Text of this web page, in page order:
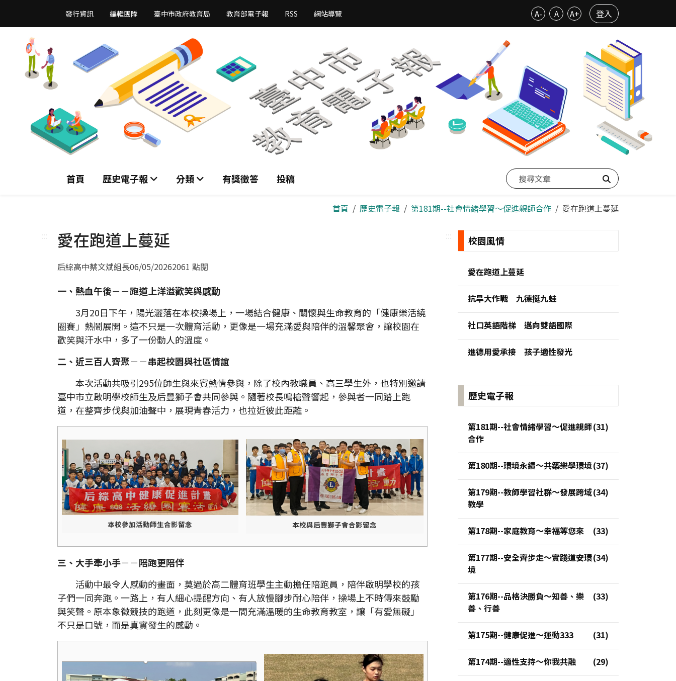
主
發行資訊 編輯團隊 臺中市政府教育局 教育部電子報 RSS 網站導覽 A- A A+ 登入
首頁 歷史電子報 分類 有獎徵答 投稿
搜尋
首頁 歷史電子報 第181期--社會情緒學習～促進親師合作 愛在跑道上蔓延
::: 愛在跑道上蔓延
后綜高中蔡文斌組長06/05/20262061 點閱
一、熱血午後－－跑道上洋溢歡笑與感動
3月20日下午，陽光灑落在本校操場上，一場結合健康、關懷與生命教育的「健康樂活繞
圈賽」熱鬧展開。這不只是一次體育活動，更像是一場充滿愛與陪伴的溫馨聚會，讓校園在
歡笑與汗水中，多了一份動人的溫度。
二、近三百人齊聚－－串起校園與社區情誼
本次活動共吸引295位師生與來賓熱情參與，除了校內教職員、高三學生外，也特別邀請
臺中市立啟明學校師生及后豐獅子會共同參與。隨著校長鳴槍聲響起，參與者一同踏上跑
道，在整齊步伐與加油聲中，展現青春活力，也拉近彼此距離。
本校參加活動師生合影留念 本校與后豐獅子會合影留念
三、大手牽小手－－陪跑更陪伴
活動中最令人感動的畫面，莫過於高二體育班學生主動擔任陪跑員，陪伴啟明學校的孩
子們一同奔跑。一路上，有人細心提醒方向、有人放慢腳步耐心陪伴，操場上不時傳來鼓勵
與笑聲。原本象徵競技的跑道，此刻更像是一間充滿溫暖的生命教育教室，讓「有愛無礙」
不只是口號，而是真實發生的感動。
::: 校園風情
愛在跑道上蔓延
抗旱大作戰 九德挺九蛙
社口英語階梯 邁向雙語國際
進德用愛承接 孩子適性發光
歷史電子報
第181期--社會情緒學習～促進親師
合作
第180期--環境永續～共築樂學環境
第179期--教師學習社群～發展跨域
教學
第178期--家庭教育～幸福等您來
第177期--安全齊步走～實踐道安環
境
第176期--品格決勝負～知善、樂
善、行善
第175期--健康促進～運動333
第174期--適性支持～你我共融